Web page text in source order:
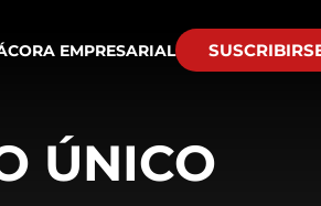
EMPRESARIAL
ÚNICO